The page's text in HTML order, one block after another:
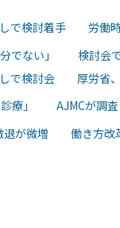
で検討着手 労働時
分でない」 検討会
しで検討会 厚労省
診療」 AJMCが調査
退が微増 働き方改